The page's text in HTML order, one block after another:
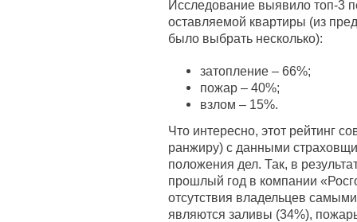
Исследование выявило топ-3
оставляемой квартиры (из
было выбрать несколько):
затопление – 66%;
пожар – 40%;
взлом – 15%.
Что интересно, этот рейтинг
ранжиру) с данными
положения дел. Так, в
прошлый год в компании
отсутствия владельцев
являются заливы (34%),